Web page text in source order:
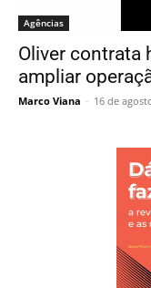
Agências
Oliver contrata
ampliar
Marco Viana - 16 de